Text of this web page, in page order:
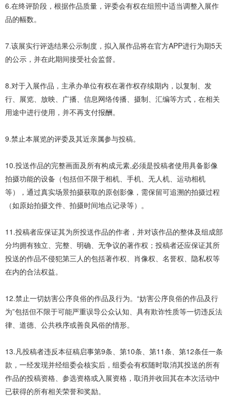
6.在终评阶段，根据作品质量，评委会有权在组照中适当调整入展作
品的幅数。
7.该展实行评选结果公示制度，拟入展作品将在官方APP进行为期5天
的公示，并在此期间接受社会监督。
8.对于入展作品，主承办单位有权在著作权存续期内，以复制、发
行、展览、放映、广播、信息网络传播、摄制、汇编等方式，在相关
用途中进行使用，并不再支付报酬。
9.禁止本展览的评委及其近亲属参与投稿。
10.投送作品的完整画面及所有构成元素,必须是投稿者使用具备影像
拍摄功能的设备（包括但不限于相机、手机、无人机、运动相机
等），通过真实场景拍摄获取的原创影像，需保留可追溯的拍摄过程
（如原始拍摄文件、拍摄时间地点记录等）。
11.投稿者应保证其为所投送作品的作者，并对该作品的整体及组成部
分均拥有独立、完整、明确、无争议的著作权；投稿者还应保证其所
投送的作品不侵犯第三人的包括著作权、肖像权、名誉权、隐私权等
在内的合法权益。
12.禁止一切妨害公序良俗的作品及行为。“妨害公序良俗的作品及行
为”包括但不限于可能严重误导公众认知、具有欺诈性质等一切违反法
律、道德、公共秩序或善良风俗的情形。
13.凡投稿者违反本征稿启事第9条、第10条、第11条、第12条任一条
款，一经发现并经组委会核实后，组委会有权随时取消其投送的所有
作品的投稿资格、参选资格或入展资格，取消并收回其在本次活动中
已获得的所有相关荣誉和奖励。